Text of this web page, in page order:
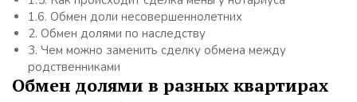
1.6. Обмен доли несовершеннолетних
2. Обмен долями по наследству
3. Чем можно заменить сделку обмена между
родственниками
Обмен долями в разных квартирах